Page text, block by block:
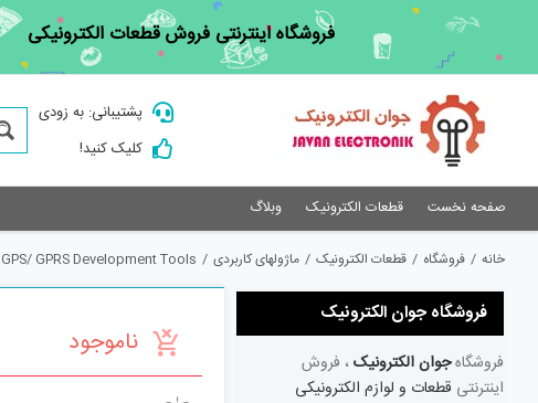
content
فروشگاه اینترنتی فروش قطعات الکترونیکی
پشتیبانی: به زودی
کلیک کنید!
صفحه نخست قطعات الکترونیک وبلاگ
خانه / فروشگاه / قطعات الکترونیک / ماژولهای کاربردی /
GPS/ GPRS Development Tools
ناموجود
فروشگاه جوان الکترونیک
فروشگاهجوان الکترونیک ، فروش
اینترنتی قطعات و لوازم الکترونیکی